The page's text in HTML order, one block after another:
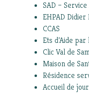
SAD –
EHPAD Didier
CCAS
Ets d’Aide
Clic Val de
Maison de
Résidence
Accueil de